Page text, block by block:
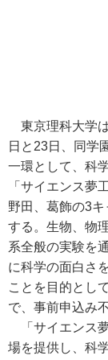
東京理科大学
日と23日、同学
一環として、科
「サイエンス夢
野田、葛飾の3
する。生物、物
系全般の実験を
に科学の面白さ
ことを目的とし
で、事前申込み不
「サイエンス
場を提供し、科